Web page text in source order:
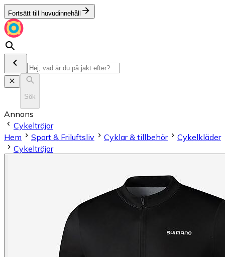
Fortsätt till huvudinnehåll
Sök
Annons
Cykeltröjor
Hem
Sport & Friluftsliv Cyklar & tillbehör
Cykelkläder
Cykeltröjor